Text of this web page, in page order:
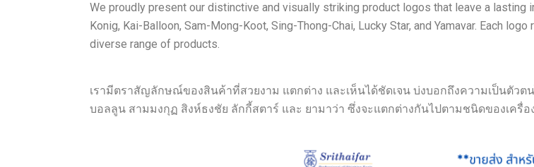
We proudly present our distinctive and visually striking product logos that leave a lasting
Konig, Kai-Balloon, Sam-Mong-Koot, Sing-Thong-Chai, Lucky Star, and Yamavar. Each
diverse range of products.
เรามีตราสัญลักษณ์ของสินค้าที่สวยงาม แตกต่าง และเห็นได้ชัดเจน บ่งบอกถึงความเป็นตัวต
บอลลูน สามมงกุฏ สิงห์ธงชัย ลักกี้สตาร์ และ ยามาว่า ซึ่งจะแตกต่างกันไปตามชนิดของเครื่อ